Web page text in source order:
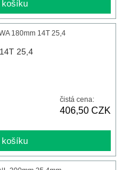
košíku
25,4
čistá cena:
406,50 CZK
košíku